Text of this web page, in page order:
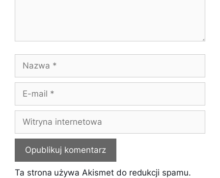
mail
internetowa
Ta strona używa Akismet do redukcji spamu.